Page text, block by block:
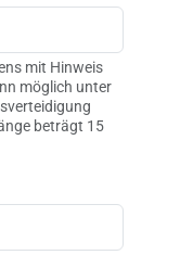
mit Hinweis
möglich unter
beträgt 15